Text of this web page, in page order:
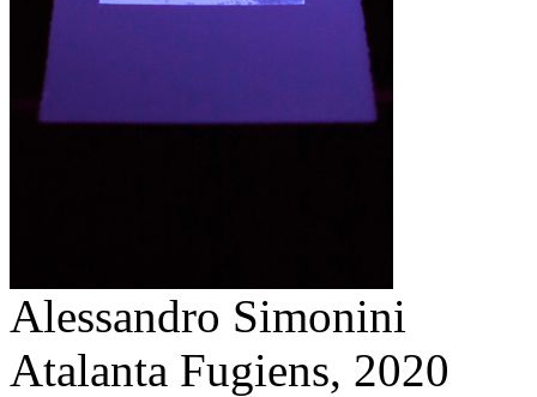
Alessandro Simonini
Atalanta Fugiens, 2020